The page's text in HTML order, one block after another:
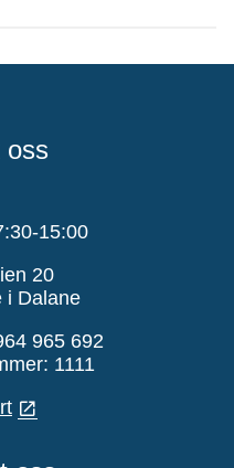
oss
15:00
20
i Dalane
965 692
1111